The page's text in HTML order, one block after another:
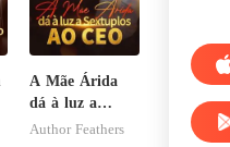
A Mãe Árida
dá à luz a
Sextuplos ao
Author Feathers